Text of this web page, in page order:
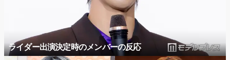
ライダー出演決定時のメンバーの反応